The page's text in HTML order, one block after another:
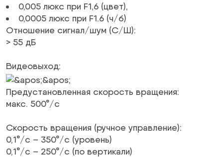
0,005 люкс при F1,6 (цвет),
0,0005 люкс при F1.6 (ч/б)
Отношение сигнал/шум (С/Ш):
> 55 дБ
Видеовыход:
Предустановленная скорость вращения:
макс. 500°/с
Скорость вращения (ручное управление):
0,1°/с – 350°/с (уровень)
0,1°/с – 250°/с (по вертикали)